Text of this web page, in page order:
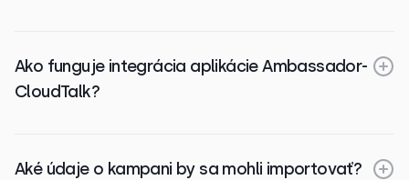
Ako funguje integrácia aplikácie Ambassador-
CloudTalk?
Aké údaje o kampani by sa mohli importovať?